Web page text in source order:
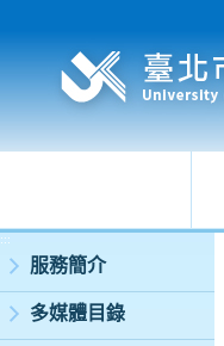
:::
服務簡介
多媒體目錄